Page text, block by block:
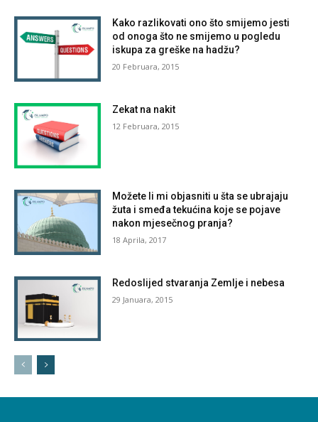
Kako razlikovati ono što smijemo jesti
od onoga što ne smijemo u pogledu
iskupa za greške na hadžu?
20 Februara, 2015
Zekat na nakit
12 Februara, 2015
Možete li mi objasniti u šta se ubrajaju
žuta i smeđa tekućina koje se pojave
nakon mjesečnog pranja?
18 Aprila, 2017
Redoslijed stvaranja Zemlje i nebesa
29 Januara, 2015